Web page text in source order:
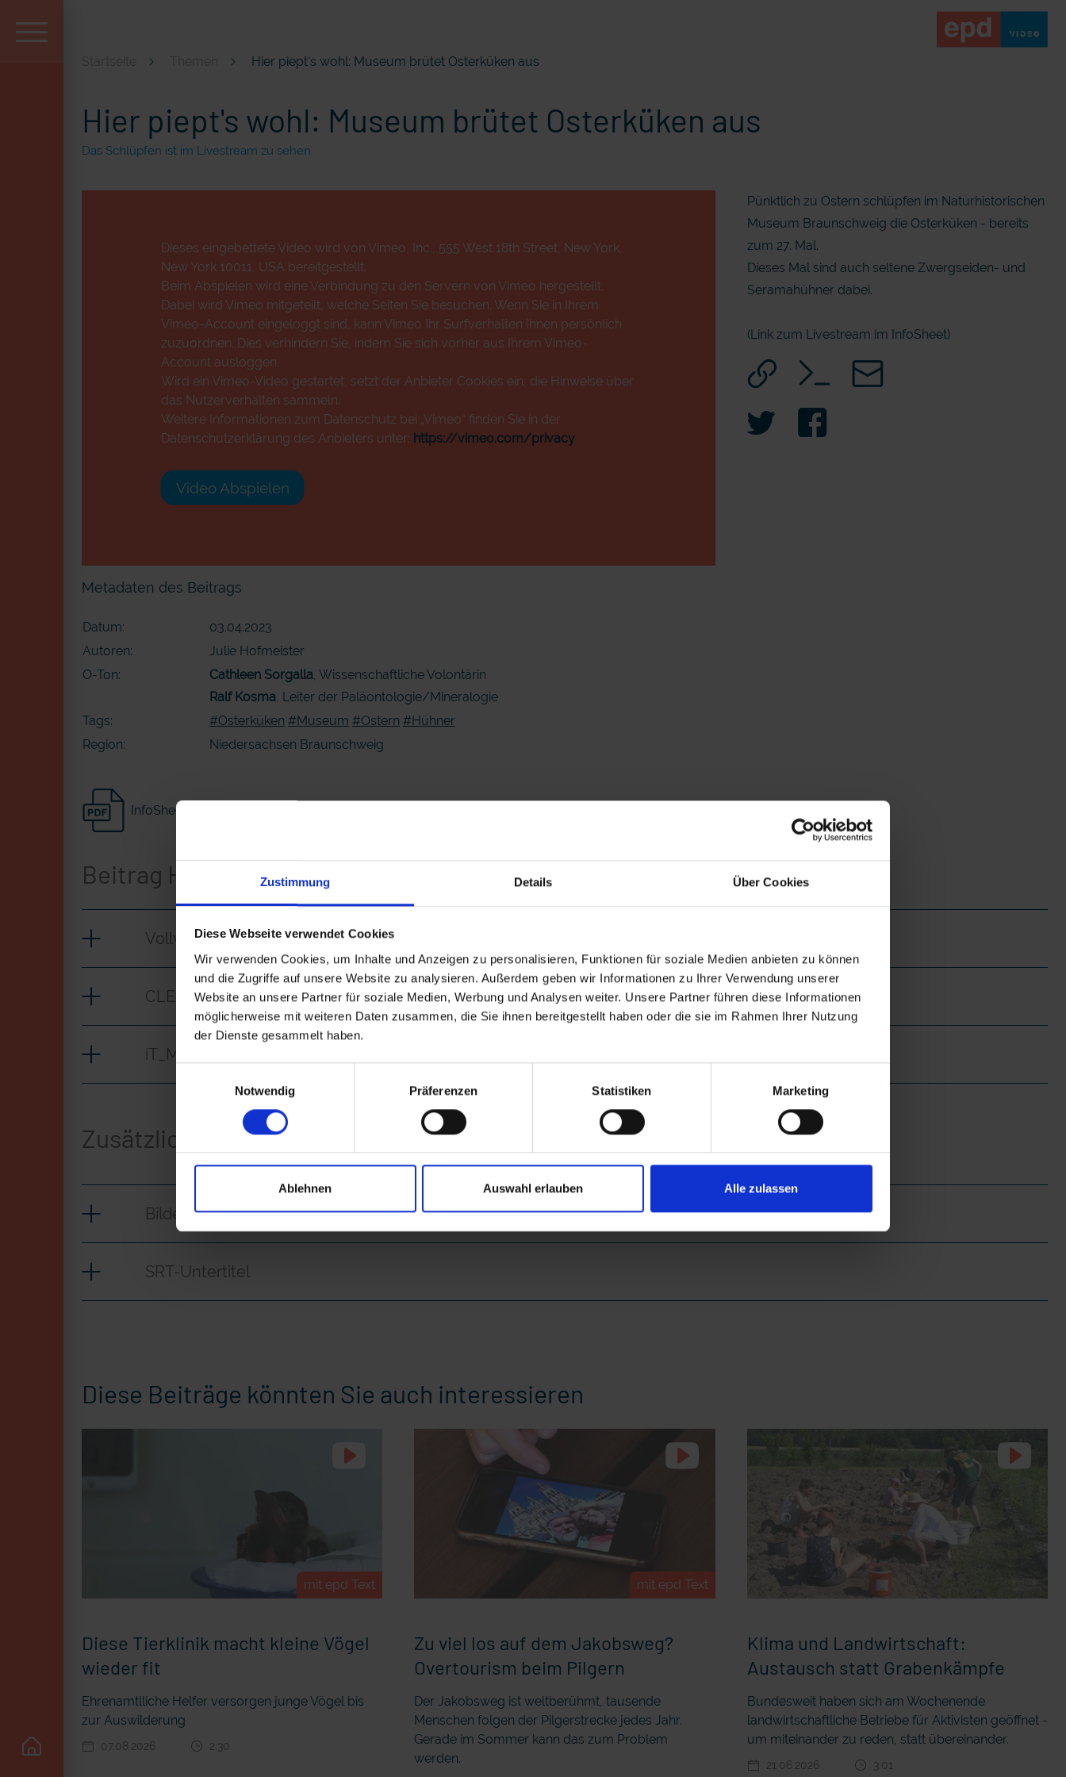
Zustimmung Details Über Cookies
Diese Webseite verwendet Cookies
Wir verwenden Cookies, um Inhalte und Anzeigen zu personalisieren, Funktionen für soziale Medien anbieten zu können
und die Zugriffe auf unsere Website zu analysieren. Außerdem geben wir Informationen zu Ihrer Verwendung unserer
Website an unsere Partner für soziale Medien, Werbung und Analysen weiter. Unsere Partner führen diese Informationen
möglicherweise mit weiteren Daten zusammen, die Sie ihnen bereitgestellt haben oder die sie im Rahmen Ihrer Nutzung
der Dienste gesammelt haben.
Notwendig
Präferenzen Statistiken Marketing
Ablehnen Auswahl erlauben Alle zulassen
Aktuell und beliebt
Hier piept's wohl: Museum brütet Osterküken aus
Hier piept's wohl: Museum brütet Osterküken aus
Das Schlüpfen ist im Livestream zu sehen
Dieses eingebettete Video wird von Vimeo, Inc., 555 West 18th Street, New York,
New York 10011, USA bereitgestellt.
Beim Abspielen wird eine Verbindung zu den Servern von Vimeo hergestellt.
Dabei wird Vimeo mitgeteilt, welche Seiten Sie besuchen. Wenn Sie in Ihrem
Vimeo-Account eingeloggt sind, kann Vimeo Ihr Surfverhalten Ihnen persönlich
zuzuordnen. Dies verhindern Sie, indem Sie sich vorher aus Ihrem Vimeo-
Account ausloggen.
Wird ein Vimeo-Video gestartet, setzt der Anbieter Cookies ein, die Hinweise über
das Nutzerverhalten sammeln.
Weitere Informationen zum Datenschutz bei „Vimeo“ finden Sie in der
Datenschutzerklärung des Anbieters unter: https://vimeo.com/privacy
Video Abspielen
Pünktlich zu Ostern schlüpfen im Naturhistorischen
Museum Braunschweig die Osterküken - bereits
zum 27. Mal.
Dieses Mal sind auch seltene Zwergseiden- und
Seramahühner dabei.
(Link zum Livestream im InfoSheet)
Metadaten des Beitrags
Datum:
03.04.2023
Autoren:
Julie Hofmeister
O-Ton:
Cathleen Sorgalla, Wissenschaftliche Volontärin
Ralf Kosma, Leiter der Paläontologie/Mineralogie
Tags:
#Osterküken #Museum #Ostern #Hühner
Region:
Niedersachsen Braunschweig
InfoSheet
Beitrag Herunterladen
Vollversion
CLEAN_Museumsküken
iT_Museumsküken
Zusätzliches Material
Bilder
SRT-Untertitel
Diese Beiträge könnten Sie auch interessieren
mit epd Text
Diese Tierklinik macht kleine Vögel
wieder fit
Ehrenamtlliche Helfer versorgen junge Vögel bis
zur Auswilderung
07.08.2026 2:30
mit epd Text
Zu viel los auf dem Jakobsweg?
Overtourism beim Pilgern
Der Jakobsweg ist weltberühmt, tausende
Menschen folgen der Pilgerstrecke jedes Jahr.
Gerade im Sommer kann das zum Problem
werden.
Klima und Landwirtschaft:
Austausch statt Grabenkämpfe
Bundesweit haben sich am Wochenende
landwirtschaftliche Betriebe für Aktivisten geöffnet -
um miteinander zu reden, statt übereinander.
21.06.2026 3:01